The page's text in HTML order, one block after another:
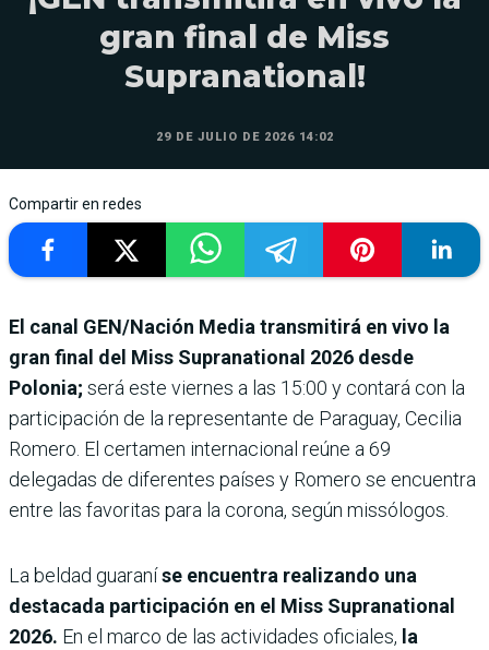
gran final de Miss
Supranational!
29 DE JULIO DE 2026 14:02
Compartir en redes
El canal GEN/Nación Media transmitirá en vivo la
gran final del Miss Supranational 2026 desde
Polonia; será este viernes a las 15:00 y contará con la
participación de la representante de Paraguay, Cecilia
Romero. El certamen internacional reúne a 69
delegadas de diferentes países y Romero se encuentra
entre las favoritas para la corona, según missólogos.
La beldad guaraníse encuentra realizando una
destacada participación en el Miss Supranational
2026. En el marco de las actividades oficiales, la